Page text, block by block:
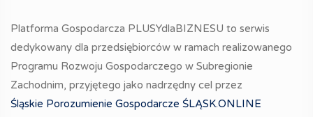
Platforma Gospodarcza PLUSYdlaBIZNESU to serwis
dedykowany dla przedsiębiorców w ramach realizowanego
Programu Rozwoju Gospodarczego w Subregionie
Zachodnim, przyjętego jako nadrzędny cel przez
Śląskie Porozumienie Gospodarcze ŚLĄSK.ONLINE